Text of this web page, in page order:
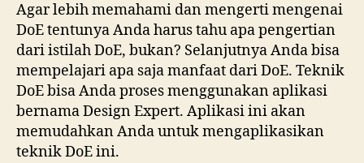
Agar lebih memahami dan mengerti mengenai
DoE tentunya Anda harus tahu apa pengertian
dari istilah DoE, bukan? Selanjutnya Anda bisa
mempelajari apa saja manfaat dari DoE. Teknik
DoE bisa Anda proses menggunakan aplikasi
bernama Design Expert. Aplikasi ini akan
memudahkan Anda untuk mengaplikasikan
teknik DoE ini.